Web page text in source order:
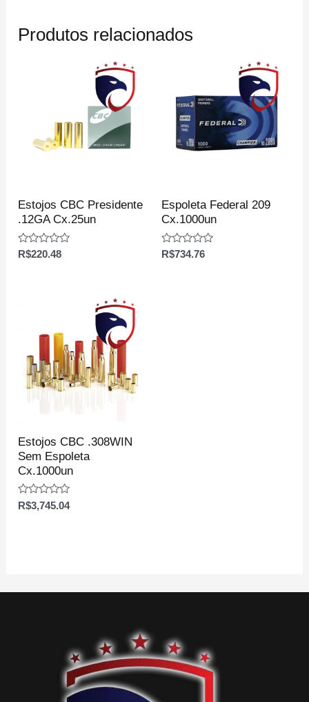
Produtos relacionados
Estojos CBC Presidente
.12GA Cx.25un
Avaliação
R$220.48
Espoleta Federal 209
Cx.1000un
Avaliação
R$734.76
Estojos CBC .308WIN
Sem Espoleta
Cx.1000un
Avaliação
R$3,745.04